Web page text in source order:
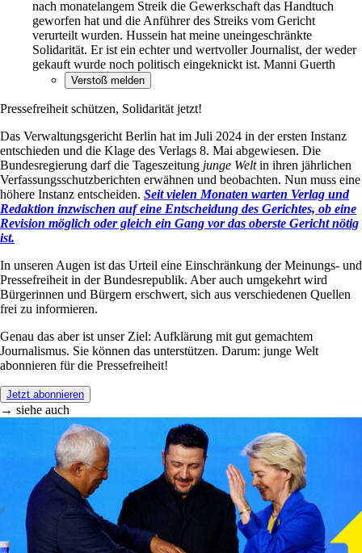
nach monatelangem Streik die Gewerkschaft das Handtuch
geworfen hat und die Anführer des Streiks vom Gericht
verurteilt wurden. Hussein hat meine uneingeschränkte
Solidarität. Er ist ein echter und wertvoller Journalist, der weder
gekauft wurde noch politisch eingeknickt ist. Manni Guerth
Pressefreiheit schützen, Solidarität jetzt!
Das Verwaltungsgericht Berlin hat im Juli 2024 in der ersten Instanz
entschieden und die Klage des Verlags 8. Mai abgewiesen. Die
Bundesregierung darf die Tageszeitung junge Weltin ihren jährlichen
Verfassungsschutzberichten erwähnen und beobachten. Nun muss eine
höhere Instanz entscheiden. Seit vielen Monaten warten Verlag und
Redaktion inzwischen auf eine Entscheidung des Gerichtes, ob eine
Revision möglich oder gleich ein Gang vor das oberste Gericht nötig
ist.
In unseren Augen ist das Urteil eine Einschränkung der Meinungs- und
Pressefreiheit in der Bundesrepublik. Aber auch umgekehrt wird
Bürgerinnen und Bürgern erschwert, sich aus verschiedenen Quellen
frei zu informieren.
Genau das aber ist unser Ziel: Aufklärung mit gut gemachtem
Journalismus. Sie können das unterstützen. Darum: junge Welt
abonnieren für die Pressefreiheit!
Jetzt abonnieren
→ siehe auch